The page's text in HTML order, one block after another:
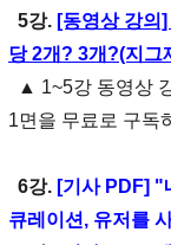
5강. [동영상 강의
당 2개? 3개?(지그
▲ 1~5강 동영상
1면을 무료로 구독
6강. [기사 PDF] "
큐레이션, 유저를